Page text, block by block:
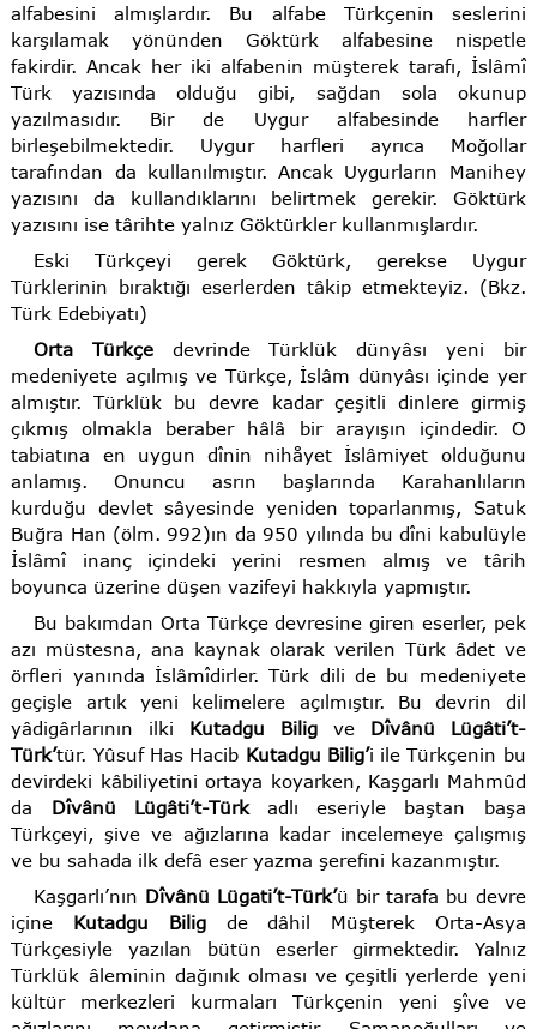
alfabesini almışlardır. Bu alfabe Türkçenin seslerini
karşılamak yönünden Göktürk alfabesine nispetle
fakirdir. Ancak her iki alfabenin müşterek tarafı, İslâmî
Türk yazısında olduğu gibi, sağdan sola okunup
yazılmasıdır. Bir de Uygur alfabesinde harfler
birleşebilmektedir. Uygur harfleri ayrıca Moğollar
tarafından da kullanılmıştır. Ancak Uygurların Manihey
yazısını da kullandıklarını belirtmek gerekir. Göktürk
yazısını ise târihte yalnız Göktürkler kullanmışlardır.
Eski Türkçeyi gerek Göktürk, gerekse Uygur
Türklerinin bıraktığı eserlerden tâkip etmekteyiz. (Bkz.
Türk Edebiyatı)
Orta Türkçe devrinde Türklük dünyâsı yeni bir
medeniyete açılmış ve Türkçe, İslâm dünyâsı içinde yer
almıştır. Türklük bu devre kadar çeşitli dinlere girmiş
çıkmış olmakla beraber hâlâ bir arayışın içindedir. O
tabiatına en uygun dînin nihåyet İslâmiyet olduğunu
anlamış. Onuncu asrın başlarında Karahanlıların
kurduğu devlet sâyesinde yeniden toparlanmış, Satuk
Buğra Han (ölm. 992)ın da 950 yılında bu dîni kabulüyle
İslâmî inanç içindeki yerini resmen almış ve târih
boyunca üzerine düşen vazifeyi hakkıyla yapmıştır.
Bu bakımdan Orta Türkçe devresine giren eserler, pek
azı müstesna, ana kaynak olarak verilen Türk âdet ve
örfleri yanında İslâmîdirler. Türk dili de bu medeniyete
geçişle artık yeni kelimelere açılmıştır. Bu devrin dil
yâdigârlarının ilki Kutadgu Bilig ve Dîvânü Lügâti’t-
Türk’tür. Yûsuf Has Hacib Kutadgu Bilig’i ile Türkçenin bu
devirdeki kâbiliyetini ortaya koyarken, Kaşgarlı Mahmûd
da Dîvânü Lügâti’t-Türk adlı eseriyle baştan başa
Türkçeyi, şive ve ağızlarına kadar incelemeye çalışmış
ve bu sahada ilk defâ eser yazma şerefini kazanmıştır.
Kaşgarlı’nın Dîvânü Lügati’t-Türk’ü bir tarafa bu devre
içine Kutadgu Bilig de dâhil Müşterek Orta-Asya
Türkçesiyle yazılan bütün eserler girmektedir. Yalnız
Türklük âleminin dağınık olması ve çeşitli yerlerde yeni
kültür merkezleri kurmaları Türkçenin yeni şîve ve